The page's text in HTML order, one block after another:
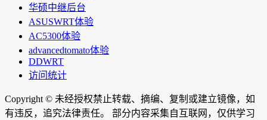
华硕中继后台
ASUSWRT体验
AC5300体验
advancedtomato体验
DDWRT
访问统计
Copyright © 未经授权禁止转载、摘编、复制或建立镜像，如
有违反，追究法律责任。 部分内容采集自互联网，仅供学习